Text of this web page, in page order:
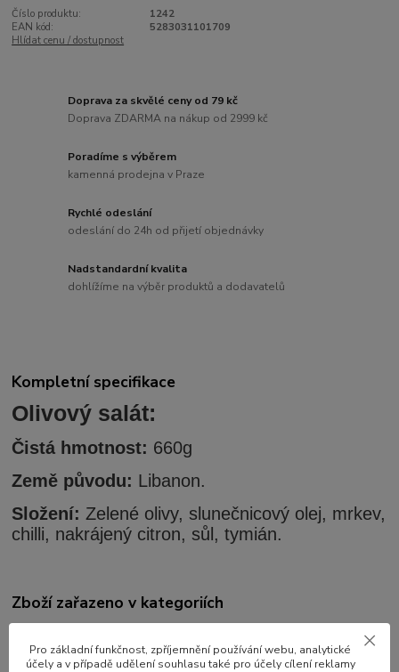
Číslo produktu:
1242
EAN kód:
5283031101709
Hlídat cenu / dostupnost
Doprava za skvělé ceny od 79 kč
Doprava ZDARMA na nákup od 2999 kč
Poradíme s výběrem
kamenná prodejna v Praze
Rychlé odeslání
odeslání do 24h od přijetí objednávky
Nadstandardní kvalita
dohlížíme na výběr produktů a dodavatelů
Kompletní specifikace
Olivový salát:
Čistá hmotnost: 660g
Země původu: Libanon.
Složení: Zelené olivy, slunečnicový olej, mrkev,
chilli, nakrájený citron, sůl, tymián.
Zboží zařazeno v kategoriích
Pro základní funkčnost, zpříjemnění používání webu, analytické
účely a v případě udělení souhlasu také pro účely cílení reklamy